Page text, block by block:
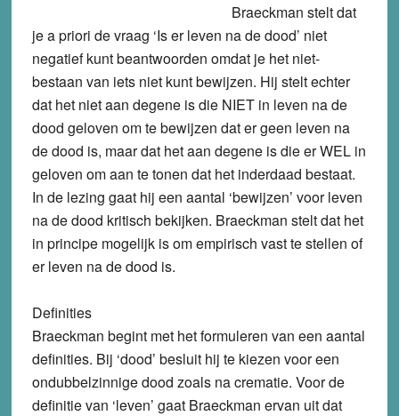
Braeckman stelt dat
je a priori de vraag ‘Is er leven na de dood’ niet
negatief kunt beantwoorden omdat je het niet-
bestaan van iets niet kunt bewijzen. Hij stelt echter
dat het niet aan degene is die NIET in leven na de
dood geloven om te bewijzen dat er geen leven na
de dood is, maar dat het aan degene is die er WEL in
geloven om aan te tonen dat het inderdaad bestaat.
In de lezing gaat hij een aantal ‘bewijzen’ voor leven
na de dood kritisch bekijken. Braeckman stelt dat het
in principe mogelijk is om empirisch vast te stellen of
er leven na de dood is.
Definities
Braeckman begint met het formuleren van een aantal
definities. Bij ‘dood’ besluit hij te kiezen voor een
ondubbelzinnige dood zoals na crematie. Voor de
definitie van ‘leven’ gaat Braeckman ervan uit dat